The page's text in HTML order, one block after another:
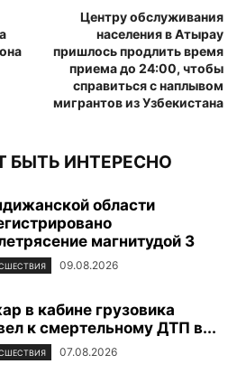
Центру обслуживания
населения в Атырау
пришлось продлить время
приема до 24:00, чтобы
справиться с наплывом
мигрантов из Узбекистана
БЫТЬ ИНТЕРЕСНО
области
магнитудой 3
09.08.2026
в кабине грузовика
к смертельному ДТП в...
07.08.2026